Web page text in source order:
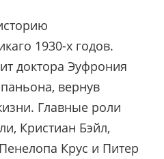
1930-х годов.
доктора Эуфрония
вернув
Главные роли
Кристиан Бэйл,
Крус и Питер